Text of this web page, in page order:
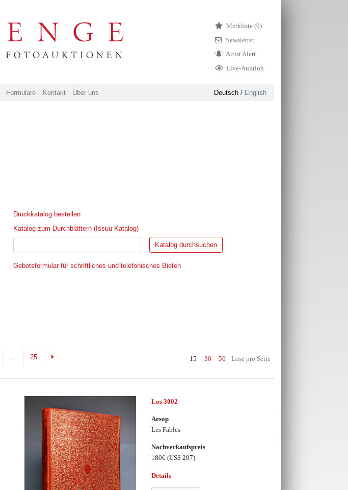
Merkliste (0)
Newsletter
Artist Alert
Live-Auktion
Formulare Kontakt Über uns Deutsch/ English
Druckkatalog bestellen
Katalog zum Durchblättern (Issuu Katalog)
Gebotsformular für schriftliches und telefonisches Bieten
... 25 Next 15 30 50 Lose pro Seite
Los 3002
Aesop
Les Fables
Nachverkaufspreis
180€ (US$ 207)
Details